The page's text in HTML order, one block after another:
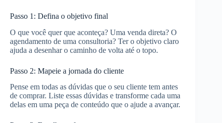
Passo 1: Defina o objetivo final
O que você quer que aconteça? Uma venda direta? O
agendamento de uma consultoria? Ter o objetivo claro
ajuda a desenhar o caminho de volta até o topo.
Passo 2: Mapeie a jornada do cliente
Pense em todas as dúvidas que o seu cliente tem antes
de comprar. Liste essas dúvidas e transforme cada uma
delas em uma peça de conteúdo que o ajude a avançar.